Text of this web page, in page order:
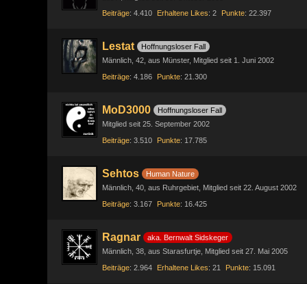
Beiträge 4.410 Erhaltene Likes 2 Punkte 22.397
Lestat
Hoffnungsloser Fall
Männlich 42 aus Münster
Mitglied seit 1. Juni 2002
Beiträge 4.186 Punkte 21.300
MoD3000
Hoffnungsloser Fall
Mitglied seit 25. September 2002
Beiträge 3.510 Punkte 17.785
Sehtos
Human Nature
Männlich 40 aus Ruhrgebiet
Mitglied seit 22. August 2002
Beiträge 3.167 Punkte 16.425
Ragnar
aka. Bernwalt Sidskeger
Männlich 38 aus Starasfurtje
Mitglied seit 27. Mai 2005
Beiträge 2.964 Erhaltene Likes 21 Punkte 15.091